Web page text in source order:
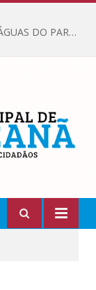
VEREADORES SE REUNÉM COM EMPRESA ÁGUAS DO PARÁ, PARA APRESENTAR REIVINDICAÇÕES E MELHORIAS NA QUALIDADE DOS SERVIÇOS OFERECIDOS Á POPULAÇÃO.